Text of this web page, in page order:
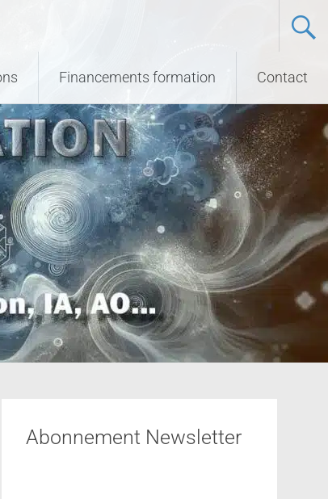
Financements formation Contact
Abonnement Newsletter